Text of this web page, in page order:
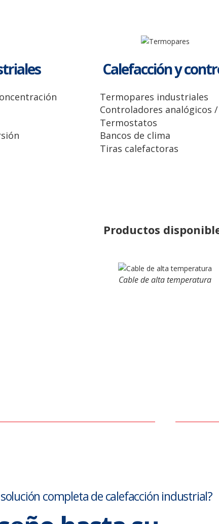
Calefacción y
Termopares industriales
Controladores analógicos
Termostatos
Bancos de clima
Tiras calefactoras
Productos
Cable de alta temperatura
completa de calefacción industrial?